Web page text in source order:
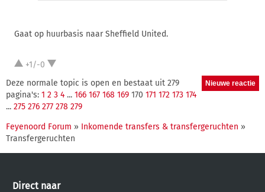
Gaat op huurbasis naar Sheffield United.
+1/-0
Deze normale topic is open en bestaat uit 279
pagina's: 1 2 3 4 ... 166 167 168 169 170 171 172 173 174
... 275 276 277 278 279
Feyenoord Forum » Inkomende transfers & transfergeruchten »
Transfergeruchten
Direct naar